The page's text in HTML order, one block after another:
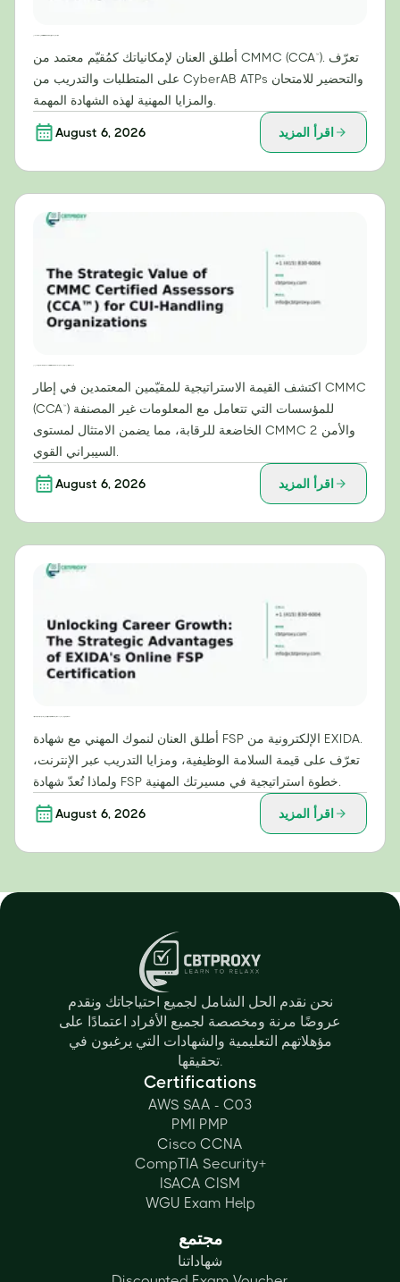
أطلق العنان لإمكانياتك كمُقيّم معتمد من CMMC (CCA™). تعرّف
على المتطلبات والتدريب من CyberAB ATPs والتحضير للامتحان
August 6, 2026 اقرأ المزيد
اكتشف القيمة الاستراتيجية للمقيّمين المعتمدين في إطار CMMC
(CCA™) للمؤسسات التي تتعامل مع المعلومات غير المصنفة
الخاضعة للرقابة، مما يضمن الامتثال لمستوى CMMC 2 والأمن
August 6, 2026 اقرأ المزيد
أطلق العنان لنموك المهني مع شهادة FSP الإلكترونية من EXIDA.
تعرّف على قيمة السلامة الوظيفية، ومزايا التدريب عبر الإنترنت،
August 6, 2026 اقرأ المزيد
نحن نقدم الحل الشامل لجميع احتياجاتك ونقدم
عروضًا مرنة ومخصصة لجميع الأفراد اعتمادًا على
مؤهلاتهم التعليمية والشهادات التي يرغبون في
تحقيقها.
Certifications
AWS SAA - C03
PMI PMP
Cisco CCNA
CompTIA Security+
ISACA CISM
WGU Exam Help
مجتمع
شهاداتنا